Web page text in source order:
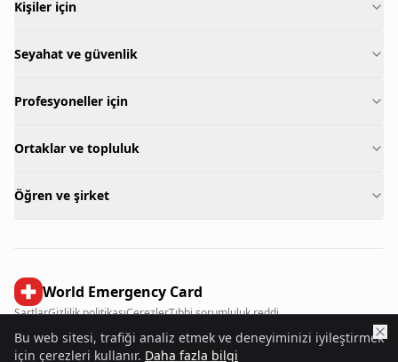
Bu web sitesi, trafiği analiz etmek ve deneyiminizi iyileştirmek
için çerezleri kullanır. Daha fazla bilgi
Kişiler için
Seyahat ve güvenlik
Profesyoneller için
Ortaklar ve topluluk
Öğren ve şirket
World Emergency Card
ŞartlarGizlilik politikasıÇerezlerTıbbi sorumluluk reddi
©2026 World Emergency Card.
Tüm hakları saklıdır.